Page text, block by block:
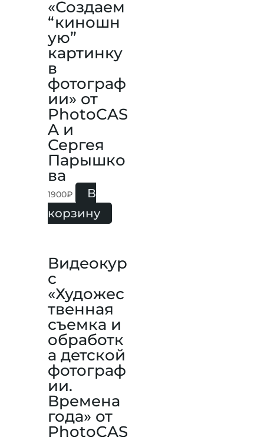
«Создаем
“киношн
ую”
картинку
в
фотограф
ии» от
PhotoCAS
A и
Сергея
Парышко
ва
1900₽
В
корзину
Видеокур
с
«Художес
твенная
съемка и
обработк
а детской
фотограф
ии.
Времена
года» от
PhotoCAS